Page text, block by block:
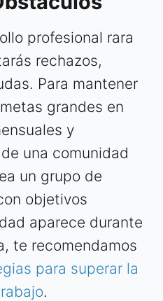
profesional rara
rechazos,
Para mantener
grandes en
y
una comunidad
un grupo de
objetivos
aparece durante
te recomendamos
para superar la
.